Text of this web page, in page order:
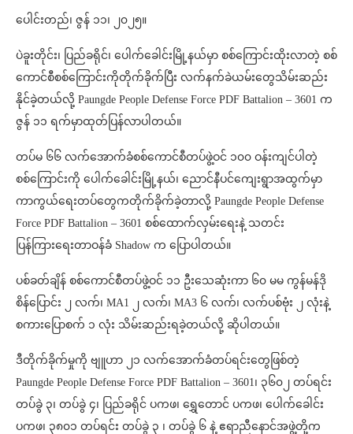
ပေါင်းတည်၊ ဇွန် ၁၁၊ ၂၀၂၅။
ပဲခူးတိုင်း၊ ပြည်ခရိုင်၊ ပေါက်ခေါင်းမြို့နယ်မှာ စစ်ကြောင်းထိုးလာတဲ့ စစ်
ကောင်စီစစ်ကြောင်းကိုတိုက်ခိုက်ပြီး လက်နက်ခဲယမ်းတွေသိမ်းဆည်း
နိုင်ခဲ့တယ်လို့ Paungde People Defense Force PDF Battalion – 3601 က
ဇွန် ၁၁ ရက်မှာထုတ်ပြန်လာပါတယ်။
တပ်မ ၆၆ လက်အောက်ခံစစ်ကောင်စီတပ်ဖွဲ့ဝင် ၁၀၀ ဝန်းကျင်ပါတဲ့
စစ်ကြောင်းကို ပေါက်ခေါင်းမြို့နယ်၊ ညောင်နီပင်ကျေးရွာအထွက်မှာ
ကာကွယ်ရေးတပ်တွေကတိုက်ခိုက်ခဲ့တာလို့ Paungde People Defense
Force PDF Battalion – 3601 စစ်ထောက်လှမ်းရေးနဲ့ သတင်း
ပြန်ကြားရေးတာဝန်ခံ Shadow က ပြောပါတယ်။
ပစ်ခတ်ချိန် စစ်ကောင်စီတပ်ဖွဲ့ဝင် ၁၁ ဦးသေဆုံးကာ ၆၀ မမ ကွန်မန်ဒို
စိန်ပြောင်း ၂ လက်၊ MA1 ၂ လက်၊ MA3 ၆ လက်၊ လက်ပစ်ဗုံး ၂ လုံးနဲ့
စကားပြောစက် ၁ လုံး သိမ်းဆည်းရခဲ့တယ်လို့ ဆိုပါတယ်။
ဒီတိုက်ခိုက်မှုကို ဗျူဟာ ၂၁ လက်အောက်ခံတပ်ရင်းတွေဖြစ်တဲ့
Paungde People Defense Force PDF Battalion – 3601၊ ၃၆၀၂ တပ်ရင်း
တပ်ခွဲ ၃၊ တပ်ခွဲ ၄၊ ပြည်ခရိုင် ပကဖ၊ ရွှေတောင် ပကဖ၊ ပေါက်ခေါင်း
ပကဖ၊ ၃၈၀၁ တပ်ရင်း တပ်ခွဲ ၃ ၊ တပ်ခွဲ ၆ နဲ့ ဧရာညီနောင်အဖွဲ့တို့က